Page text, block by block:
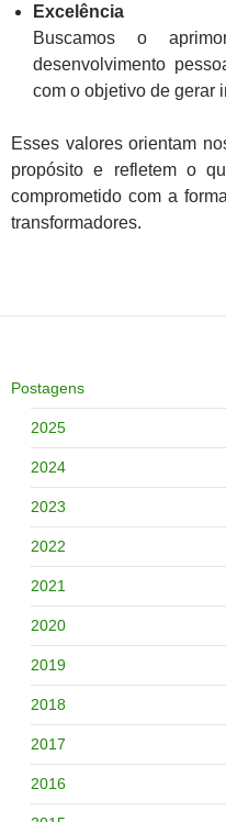
Excelência
Buscamos o
desenvolvimento
com o objetivo de gerar
Esses valores orientam
propósito e refletem o
comprometido com a
transformadores.
Postagens
2025
2024
2023
2022
2021
2020
2019
2018
2017
2016